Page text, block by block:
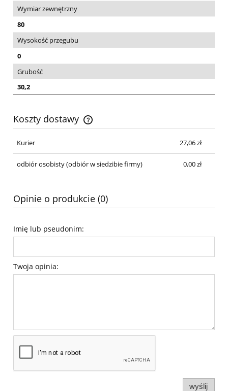
Wymiar zewnętrzny
80
Wysokość przegubu
0
Grubość
30,2
Koszty dostawy
Cena nie zawiera ewentualnych kosztów płatności
Kurier
27,06 zł
odbiór osobisty(odbiór w siedzibie firmy) 0,00 zł
Opinie o produkcie (0)
Imię lub pseudonim:
Twoja opinia:
wyślij